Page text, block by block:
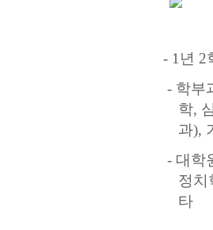
- 1 년 2
- 학부
학,
과),
- 대학
정치
타